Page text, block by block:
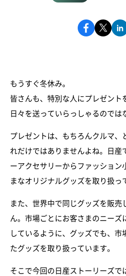
もうすぐ冬休み。
皆さんも、特別な人にプレゼント
日々を送っていらっしゃるのでは
プレゼントは、もちろんクルマ、
れだけではありませんよね。日産
ーアクセサリーからファッション
まなオリジナルグッズを取り扱っ
また、世界中で同じグッズを販売
ん。市場ごとにお客さまのニーズ
しているように、グッズでも、
たグッズを取り扱っています。
そこで今回の日産ストーリーズで